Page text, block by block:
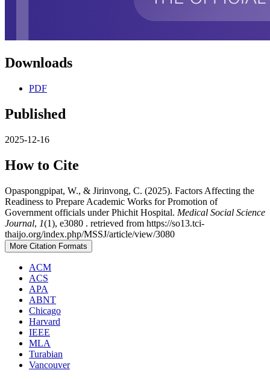
Downloads
PDF
Published
2025-12-16
How to Cite
Opaspongpipat, W., & Jirinvong, C. (2025). Factors Affecting the
Readiness to Prepare Academic Works for Promotion of
Government officials under Phichit Hospital. Medical Social Science
Journal, 1(1), e3080 . retrieved from https://so13.tci-
thaijo.org/index.php/MSSJ/article/view/3080
More Citation Formats
ACM
ACS
APA
ABNT
Chicago
Harvard
IEEE
MLA
Turabian
Vancouver